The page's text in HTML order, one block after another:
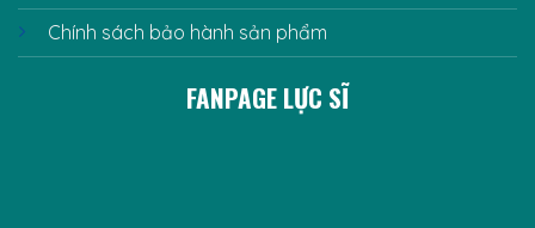
Chính sách bảo hành sản phẩm
FANPAGE LỰC SĨ